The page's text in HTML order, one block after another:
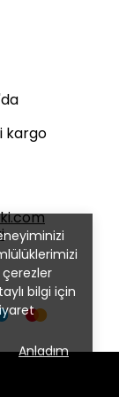
bilgi için
Anladım
kargo